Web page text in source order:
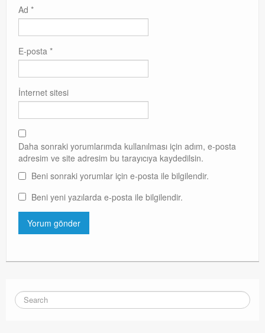
Ad *
E-posta *
İnternet sitesi
Daha sonraki yorumlarımda kullanılması için adım, e-posta
adresim ve site adresim bu tarayıcıya kaydedilsin.
Beni sonraki yorumlar için e-posta ile bilgilendir.
Beni yeni yazılarda e-posta ile bilgilendir.